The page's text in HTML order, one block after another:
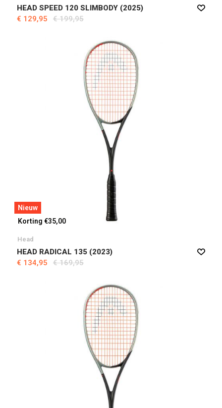
HEAD SPEED 120 SLIMBODY (2025)
€ 129,95
€ 199,95
Nieuw
Korting €35,00
Head
HEAD RADICAL 135 (2023)
€ 134,95
€ 169,95